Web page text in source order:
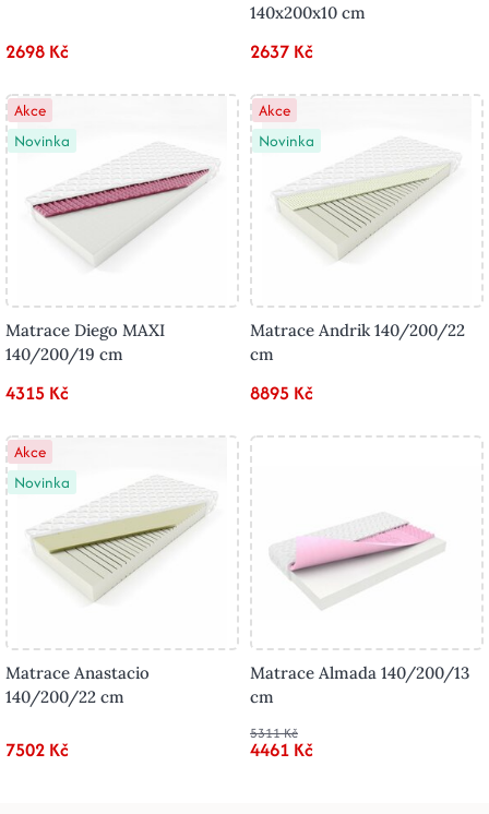
2698 Kč
140x200x10 cm
2637 Kč
Akce
Novinka
Matrace Diego MAXI
140/200/19 cm
4315 Kč
Akce
Novinka
Matrace Andrik 140/200/22
cm
8895 Kč
Akce
Novinka
Matrace Anastacio
140/200/22 cm
7502 Kč
Matrace Almada 140/200/13
cm
5311 Kč
4461 Kč